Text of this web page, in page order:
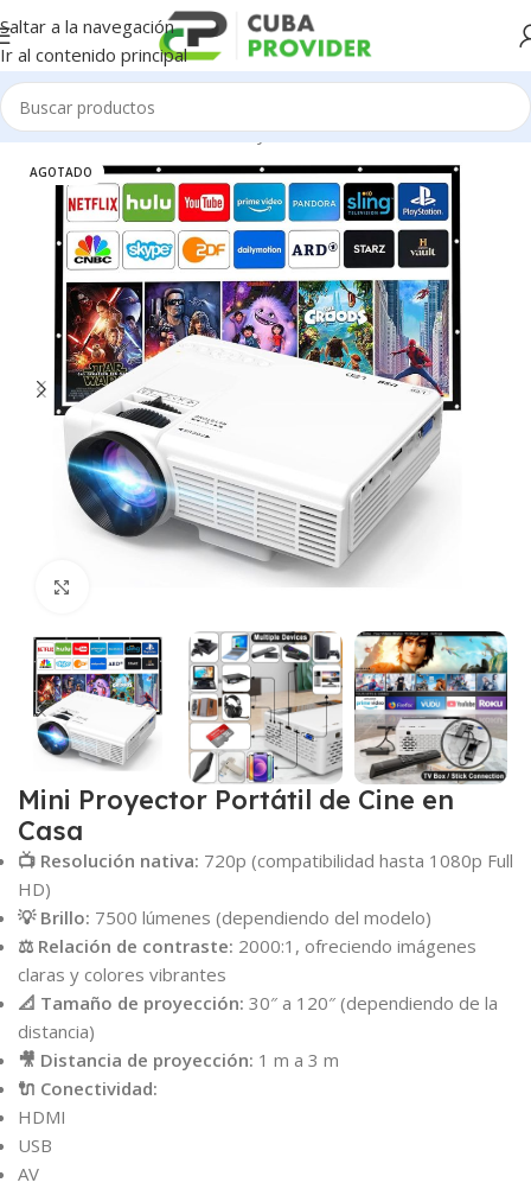
Saltar a la navegación
Ir al contenido principal
Inicio/Electrodomésticos/Proyectores
AGOTADO
Mini Proyector Portátil de Cine en
Casa
📺 Resolución nativa: 720p (compatibilidad hasta 1080p Full
HD)
💡 Brillo: 7500 lúmenes (dependiendo del modelo)
⚖️ Relación de contraste: 2000:1, ofreciendo imágenes
claras y colores vibrantes
📐 Tamaño de proyección: 30″ a 120″ (dependiendo de la
distancia)
🎥 Distancia de proyección: 1 m a 3 m
🔌 Conectividad:
HDMI
USB
AV